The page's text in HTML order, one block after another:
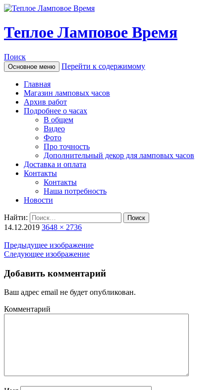
Теплое Ламповое Время
Поиск
Основное меню Перейти к содержимому
Главная
Магазин ламповых часов
Архив работ
Подробнее о часах
В общем
Видео
Фото
Про точность
Дополнительный декор для ламповых часов
Доставка и оплата
Контакты
Контакты
Наша потребность
Новости
Найти:
14.12.2019 3648 × 2736
Предыдущее изображение
Следующее изображение
Добавить комментарий
Ваш адрес email не будет опубликован.
Комментарий